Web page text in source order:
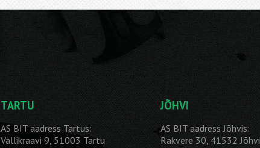
TARTU
AS BIT aadress Tartus:
Vallikraavi 9, 51003 Tartu
JÕHVI
AS BIT aadress Jõhvis:
Rakvere 30, 41532 Jõhvi